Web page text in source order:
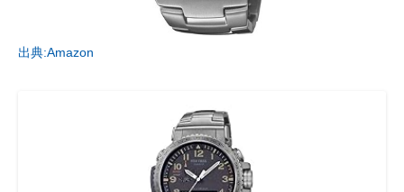
出典:Amazon